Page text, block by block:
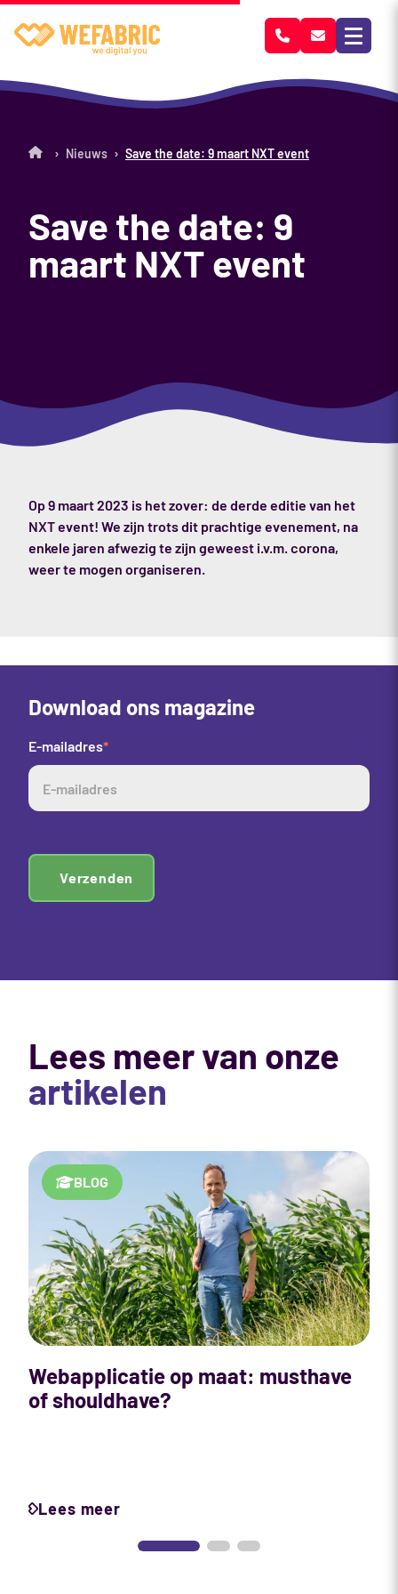
Save the date: 9
maart NXT event
› Nieuws › Save the date: 9 maart NXT event
Op 9 maart 2023 is het zover: de derde editie van het
NXT event! We zijn trots dit prachtige evenement, na
enkele jaren afwezig te zijn geweest i.v.m. corona,
weer te mogen organiseren.
Download ons magazine
E-mailadres*
Verzenden
Lees meer van onze
artikelen
BLOG
Webapplicatie op maat: musthave
of shouldhave?
Lees meer